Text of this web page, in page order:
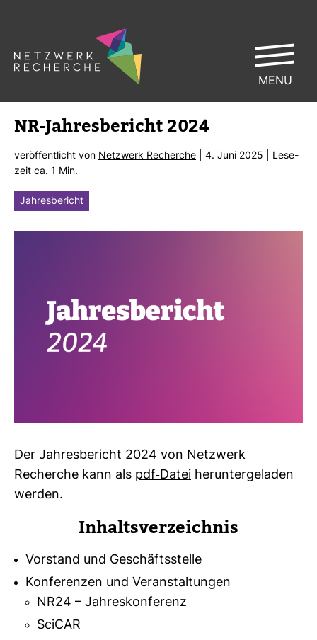
NR-​Jah­res­be­richt 2024
ver­öf­fent­licht von Netz­werk Recherche | 4. Juni 2025 | Lese­
zeit ca. 1 Min.
Jahresbericht
Der Jah­res­be­richt 2024 von Netz­werk
Recherche kann als pdf-​Datei her­un­ter­ge­laden
werden.
Inhalts­ver­zeichnis
Vorstand und Geschäftsstelle
Konferenzen und Veranstaltungen
NR24 – Jahreskonferenz
SciCAR
MENU